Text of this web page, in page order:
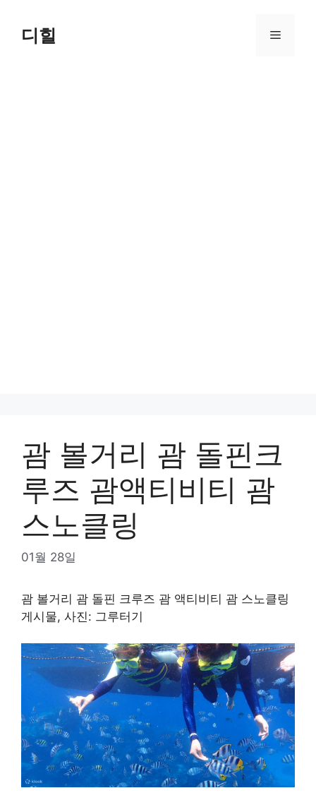
content디힐 Menu
괌 볼거리 괌 돌핀크
루즈 괌액티비티 괌
스노클링
01월 28일
괌 볼거리 괌 돌핀 크루즈 괌 액티비티 괌 스노클링
게시물, 사진: 그루터기